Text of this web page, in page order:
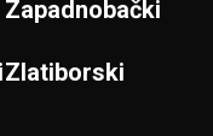
Zapadnobački
Zlatiborski